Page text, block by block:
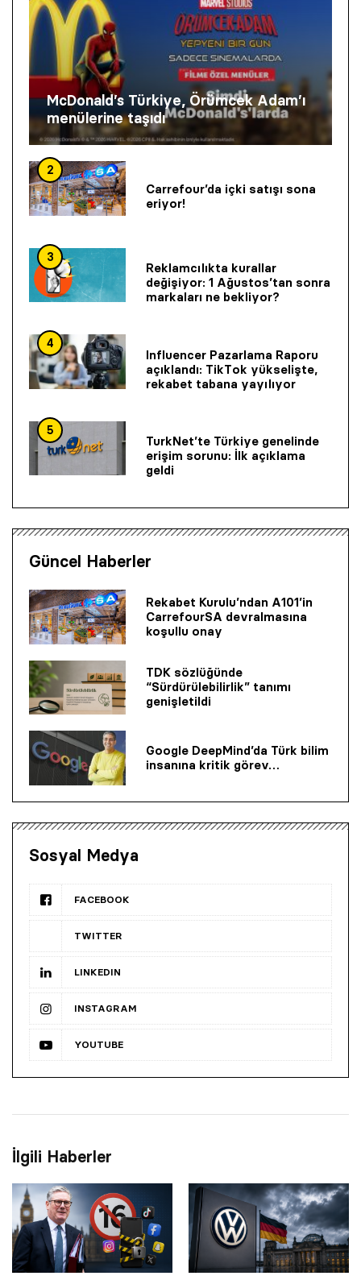
McDonald’s Türkiye, Örümcek Adam’ı
menülerine taşıdı
2
Carrefour’da içki satışı sona
eriyor!
3
Reklamcılıkta kurallar
değişiyor: 1 Ağustos’tan sonra
markaları ne bekliyor?
4
Influencer Pazarlama Raporu
açıklandı: TikTok yükselişte,
rekabet tabana yayılıyor
5
TurkNet’te Türkiye genelinde
erişim sorunu: İlk açıklama
geldi
Güncel Haberler
Rekabet Kurulu’ndan A101’in
CarrefourSA devralmasına
koşullu onay
TDK sözlüğünde
“Sürdürülebilirlik” tanımı
genişletildi
Google DeepMind’da Türk bilim
insanına kritik görev…
Sosyal Medya
FACEBOOK
TWITTER
LINKEDIN
INSTAGRAM
YOUTUBE
İlgili Haberler